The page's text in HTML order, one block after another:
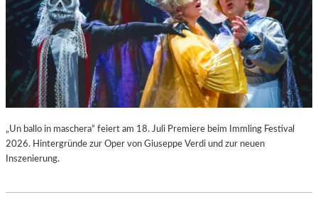
„Un ballo in maschera“ feiert am 18. Juli Premiere beim Immling Festival
2026. Hintergründe zur Oper von Giuseppe Verdi und zur neuen
Inszenierung.